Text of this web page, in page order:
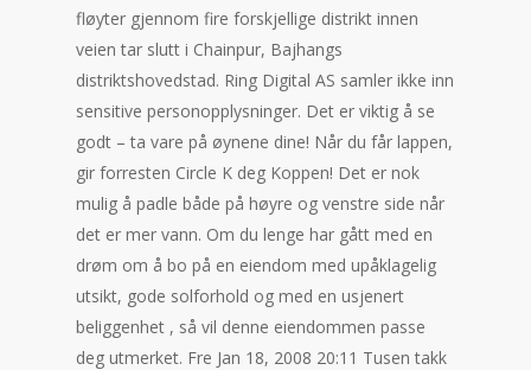
fløyter gjennom fire forskjellige distrikt innen
veien tar slutt i Chainpur, Bajhangs
distriktshovedstad. Ring Digital AS samler ikke inn
sensitive personopplysninger. Det er viktig å se
godt – ta vare på øynene dine! Når du får lappen,
gir forresten Circle K deg Koppen! Det er nok
mulig å padle både på høyre og venstre side når
det er mer vann. Om du lenge har gått med en
drøm om å bo på en eiendom med upåklagelig
utsikt, gode solforhold og med en usjenert
beliggenhet , så vil denne eiendommen passe
deg utmerket. Fre Jan 18, 2008 20:11 Tusen takk